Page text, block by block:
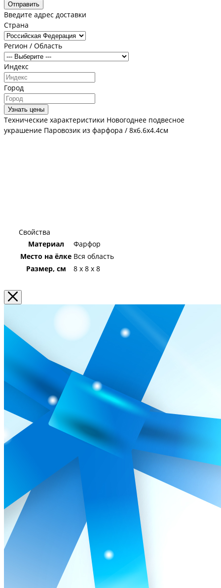
Отправить
Введите адрес доставки
Страна
Регион / Область
Индекс
Город
Узнать цены
Технические характеристики Новогоднее подвесное
украшение Паровозик из фарфора / 8х6.6х4.4см
Свойства
Материал
Фарфор
Место на ёлке Вся область
Размер, см
8 x 8 x 8